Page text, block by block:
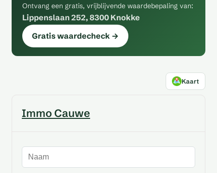
Ontvang een gratis, vrijblijvende waardebepaling van:
Lippenslaan 252, 8300 Knokke
Gratis waardecheck →
Kaart
Immo Cauwe
Naam